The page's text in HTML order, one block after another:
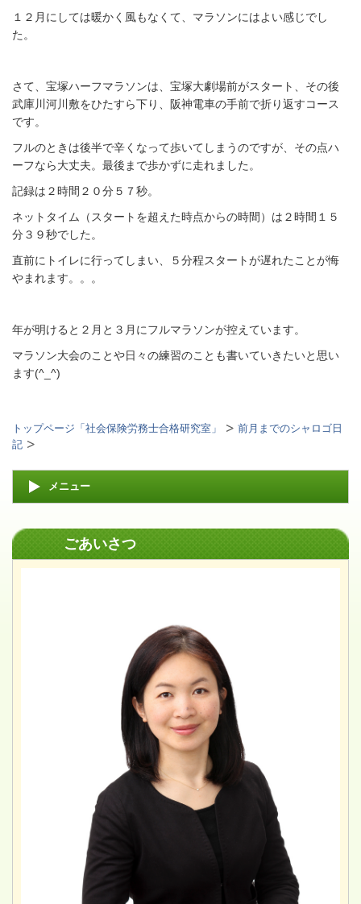
１２月にしては暖かく風もなくて、マラソンにはよい感じでし
た。
さて、宝塚ハーフマラソンは、宝塚大劇場前がスタート、その後
武庫川河川敷をひたすら下り、阪神電車の手前で折り返すコース
です。
フルのときは後半で辛くなって歩いてしまうのですが、その点ハ
ーフなら大丈夫。最後まで歩かずに走れました。
記録は２時間２０分５７秒。
ネットタイム（スタートを超えた時点からの時間）は２時間１５
分３９秒でした。
直前にトイレに行ってしまい、５分程スタートが遅れたことが悔
やまれます。。。
年が明けると２月と３月にフルマラソンが控えています。
マラソン大会のことや日々の練習のことも書いていきたいと思い
ます(^_^)
トップページ「社会保険労務士合格研究室」
前月までのシャロゴ日
記
メニュー
ごあいさつ